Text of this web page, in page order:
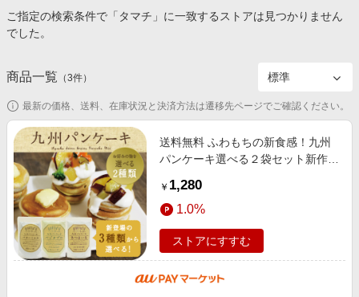
百貨店・総合ECモール
食品・スイーツ・お酒
コスメ・健康・医薬品
キッズ・ベビー用品
家電・PC・スマホ・カメラ
エンタメ
スポーツ・アウトドア・ゴルフ
インテリア・寝具
イベント一覧
初回購入者限定特典
対象ストア新規限定特典
新着ストアのご紹介
電子書籍特集
楽天ペイ導入ストア
楽天サービス特集
旅行特集
わくわく夏特集
楽天IDでログイン/会員登録
ご指定の検索条件で「タマチ」に一致するストアは見つかりません
でした。
商品一覧 （3件）
最新の価格、送料、在庫状況と決済方法は遷移先ページでご確認ください。
送料無料 ふわもちの新食感！九州
パンケーキ選べる２袋セット新作登
ル、さつまいもから選べます タマ
チ
￥ 1,280
1.0%
ストアにすすむ